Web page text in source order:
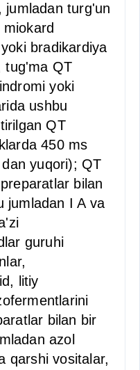
jumladan turg'un
bradikardiya
tug'ma QT
yoki
ushbu
QT
450 ms
yuqori); QT
bilan
jumladan I A va
guruhi
litiy
bilan bir
azol
qarshi vositalar,